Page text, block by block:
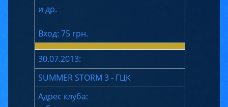
и др.
Вход: 75 грн.
30.07.2013:
SUMMER STORM 3 - ГЦК
Адрес клуба: